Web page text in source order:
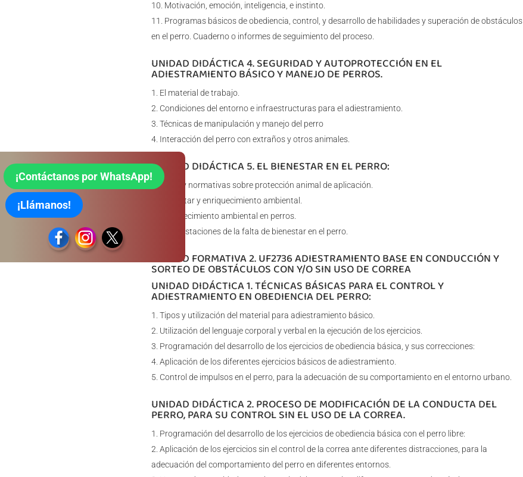
Motivación, emoción, inteligencia, e instinto.
Programas básicos de obediencia, control, y desarrollo de habilidades y superación de obstáculos
en el perro. Cuaderno o informes de seguimiento del proceso.
UNIDAD DIDÁCTICA 4. SEGURIDAD Y AUTOPROTECCIÓN EN EL
ADIESTRAMIENTO BÁSICO Y MANEJO DE PERROS.
El material de trabajo.
Condiciones del entorno e infraestructuras para el adiestramiento.
Técnicas de manipulación y manejo del perro
Interacción del perro con extraños y otros animales.
UNIDAD DIDÁCTICA 5. EL BIENESTAR EN EL PERRO:
Leyes y normativas sobre protección animal de aplicación.
Bienestar y enriquecimiento ambiental.
Enriquecimiento ambiental en perros.
Manifestaciones de la falta de bienestar en el perro.
UNIDAD FORMATIVA 2. UF2736 ADIESTRAMIENTO BASE EN CONDUCCIÓN Y
SORTEO DE OBSTÁCULOS CON Y/O SIN USO DE CORREA
UNIDAD DIDÁCTICA 1. TÉCNICAS BÁSICAS PARA EL CONTROL Y
ADIESTRAMIENTO EN OBEDIENCIA DEL PERRO:
Tipos y utilización del material para adiestramiento básico.
Utilización del lenguaje corporal y verbal en la ejecución de los ejercicios.
Programación del desarrollo de los ejercicios de obediencia básica, y sus correcciones:
Aplicación de los diferentes ejercicios básicos de adiestramiento.
Control de impulsos en el perro, para la adecuación de su comportamiento en el entorno urbano.
UNIDAD DIDÁCTICA 2. PROCESO DE MODIFICACIÓN DE LA CONDUCTA DEL
PERRO, PARA SU CONTROL SIN EL USO DE LA CORREA.
Programación del desarrollo de los ejercicios de obediencia básica con el perro libre:
Aplicación de los ejercicios sin el control de la correa ante diferentes distracciones, para la
adecuación del comportamiento del perro en diferentes entornos.
¡Contáctanos por WhatsApp!
¡Llámanos!